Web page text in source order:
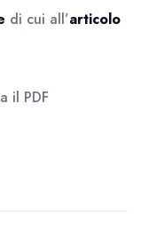
di cui all’articolo
il PDF